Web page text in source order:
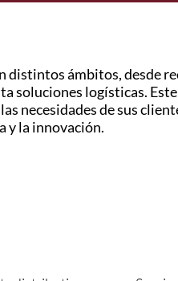
distintos ámbitos, desde
soluciones logísticas.
necesidades de sus
y la innovación.